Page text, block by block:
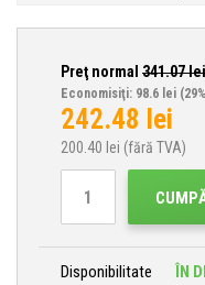
Preţ normal 341.07lei
Economisiţi: 98.6 lei
242.48 lei
200.40 lei (fără TVA)
Disponibilitate
ÎN